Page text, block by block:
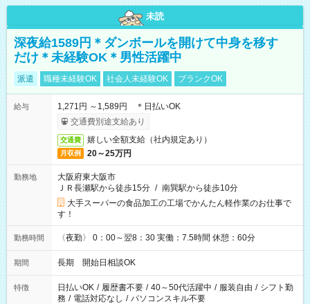
未読
深夜給1589円＊ダンボールを開けて中身を移す
だけ＊未経験OK＊男性活躍中
派遣 職種未経験OK 社会人未経験OK ブランクOK
給与
1,271円 ～1,589円 ＊日払いOK
交通費別途支給あり
交通費 嬉しい全額支給（社内規定あり）
月収例 20～25万円
勤務地
大阪府東大阪市
ＪＲ長瀬駅から徒歩15分 / 南巽駅から徒歩10分
大手スーパーの食品加工の工場でかんたん軽作業のお仕事で
す！
勤務時間 〈夜勤〉 0：00～翌8：30 実働：7.5時間 休憩：60分
期間 長期 開始日相談OK
特徴 日払いOK / 履歴書不要 / 40～50代活躍中 / 服装自由 / シフト勤
務 / 電話対応なし / パソコンスキル不要